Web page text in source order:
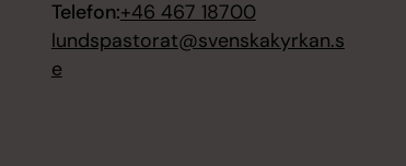
Telefon:+46 467 18700
lundspastorat@svenskakyrkan.s
e